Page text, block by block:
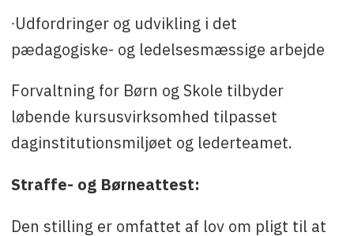
∙Udfordringer og udvikling i det
pædagogiske- og ledelsesmæssige arbejde
Forvaltning for Børn og Skole tilbyder
løbende kursusvirksomhed tilpasset
daginstitutionsmiljøet og lederteamet.
Straffe- og Børneattest:
Den stilling er omfattet af lov om pligt til at